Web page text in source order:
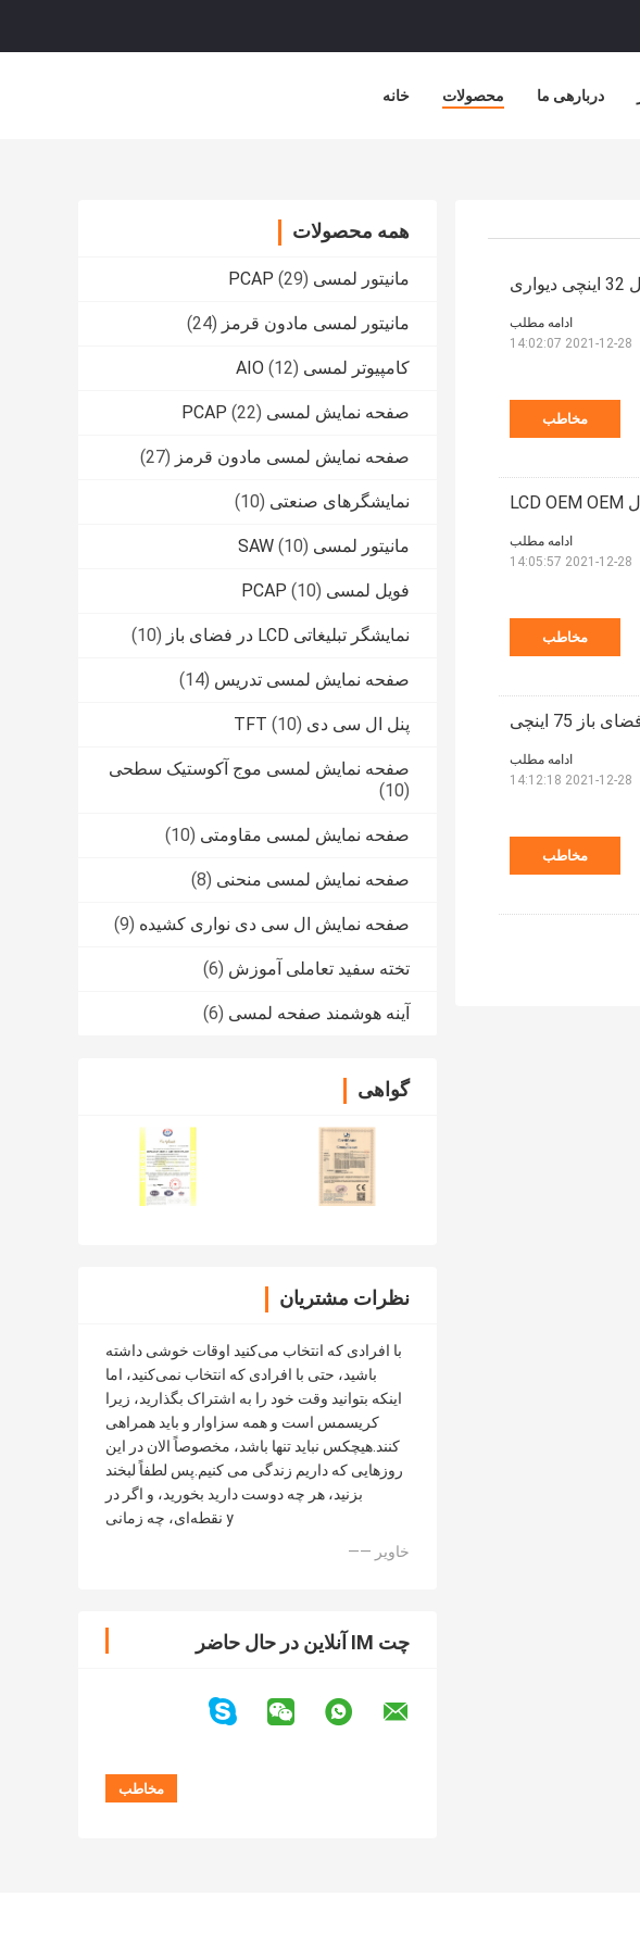
خانه محصولات دربارهی ما
همه محصولات
مانیتور لمسی PCAP (29)
مانیتور لمسی مادون قرمز (24)
کامپیوتر لمسی AIO (12)
صفحه نمایش لمسی PCAP (22)
صفحه نمایش لمسی مادون قرمز (27)
نمایشگرهای صنعتی (10)
مانیتور لمسی SAW (10)
فویل لمسی PCAP (10)
نمایشگر تبلیغاتی LCD در فضای باز (10)
صفحه نمایش لمسی تدریس (14)
پنل ال سی دی TFT (10)
صفحه نمایش لمسی موج آکوستیک سطحی
(10)
صفحه نمایش لمسی مقاومتی (10)
صفحه نمایش لمسی منحنی (8)
صفحه نمایش ال سی دی نواری کشیده (9)
تخته سفید تعاملی آموزش (6)
آینه هوشمند صفحه لمسی (6)
گواهی
نظرات مشتریان
با افرادی که انتخاب می‌کنید اوقات خوشی داشته
باشید، حتی با افرادی که انتخاب نمی‌کنید، اما
اینکه بتوانید وقت خود را به اشتراک بگذارید، زیرا
کریسمس است و همه سزاوار و باید همراهی
کنند.هیچکس نباید تنها باشد، مخصوصاً الان در این
روزهایی که داریم زندگی می کنیم.پس لطفاً لبخند
بزنید، هر چه دوست دارید بخورید، و اگر در
نقطه‌ای، چه زمانی y
—— خاویر
چت IM آنلاین در حال حاضر
مخاطب
ادامه مطلب
2021-12-28 14:02:07
مخاطب
ادامه مطلب
2021-12-28 14:05:57
مخاطب
ادامه مطلب
2021-12-28 14:12:18